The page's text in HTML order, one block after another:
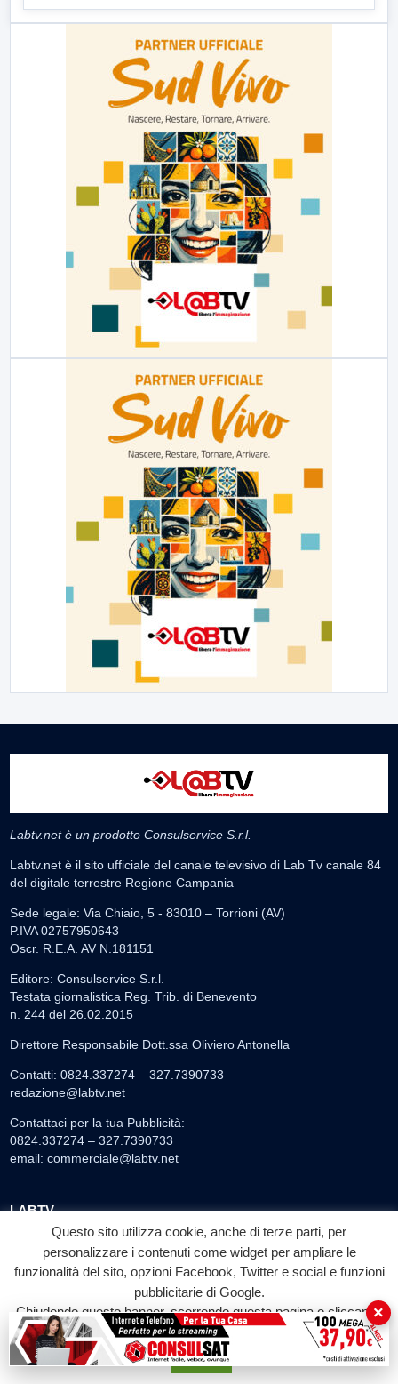
Labtv.net è un prodotto Consulservice S.r.l.
Labtv.net è il sito ufficiale del canale televisivo di Lab Tv canale 84
del digitale terrestre Regione Campania
Sede legale: Via Chiaio, 5 - 83010 – Torrioni (AV)
P.IVA 02757950643
Oscr. R.E.A. AV N.181151
Editore: Consulservice S.r.l.
Testata giornalistica Reg. Trib. di Benevento
n. 244 del 26.02.2015
Direttore Responsabile Dott.ssa Oliviero Antonella
Contatti: 0824.337274 – 327.7390733
redazione@labtv.net
Contattaci per la tua Pubblicità:
0824.337274 – 327.7390733
email: commerciale@labtv.net
LABTV
Palinsesto
Privacy Policy
Speciale LabTv
Doppio Taglio
Free sport
Questo sito utilizza cookie, anche di terze parti, per
personalizzare i contenuti come widget per ampliare le
funzionalità del sito, opzioni Facebook, Twitter e social e funzioni
pubblicitarie di Google.
Chiudendo questo banner, scorrendo questa pagina o cliccando
su qualunque suo elemento acconsenti all'uso dei cookie.
Accetta
×